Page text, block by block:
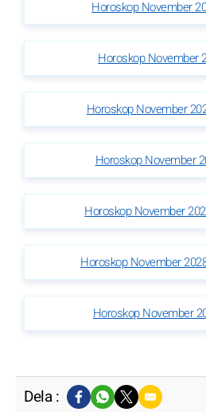
Horoskop November
Horoskop November
Horoskop November
Horoskop November
Horoskop November
Horoskop November
Horoskop November
Dela :